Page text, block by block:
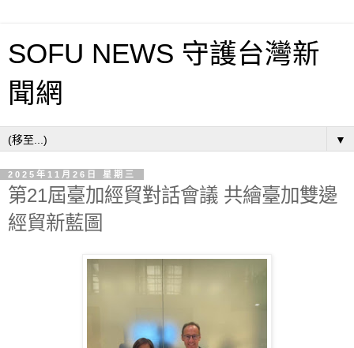
SOFU NEWS 守護台灣新
聞網
▼
2025年11月26日 星期三
第21屆臺加經貿對話會議 共繪臺加雙邊
經貿新藍圖